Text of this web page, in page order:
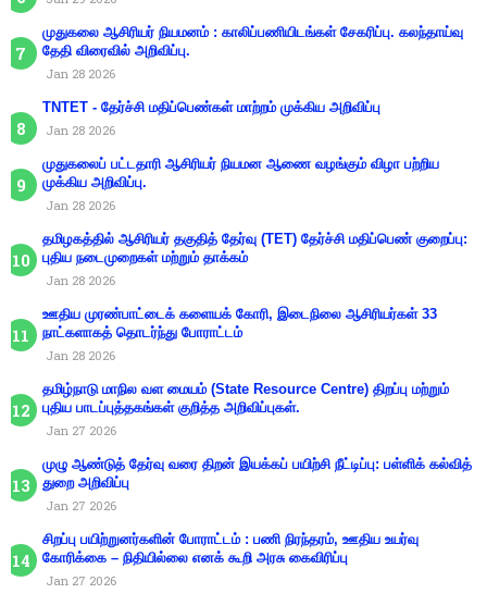
முதுகலை ஆசிரியர் நியமனம் : காலிப்பணியிடங்கள் சேகரிப்பு. கலந்தாய்வு
தேதி விரைவில் அறிவிப்பு.
Jan 28 2026
TNTET - தேர்ச்சி மதிப்பெண்கள் மாற்றம் முக்கிய அறிவிப்பு
Jan 28 2026
முதுகலைப் பட்டதாரி ஆசிரியர் நியமன ஆணை வழங்கும் விழா பற்றிய
முக்கிய அறிவிப்பு.
Jan 28 2026
தமிழகத்தில் ஆசிரியர் தகுதித் தேர்வு (TET) தேர்ச்சி மதிப்பெண் குறைப்பு:
புதிய நடைமுறைகள் மற்றும் தாக்கம்
Jan 28 2026
ஊதிய முரண்பாட்டைக் களையக் கோரி, இடைநிலை ஆசிரியர்கள் 33
நாட்களாகத் தொடர்ந்து போராட்டம்
Jan 28 2026
தமிழ்நாடு மாநில வள மையம் (State Resource Centre) திறப்பு மற்றும்
புதிய பாடப்புத்தகங்கள் குறித்த அறிவிப்புகள்.
Jan 27 2026
முழு ஆண்டுத் தேர்வு வரை திறன் இயக்கப் பயிற்சி நீட்டிப்பு: பள்ளிக் கல்வித்
துறை அறிவிப்பு
Jan 27 2026
சிறப்பு பயிற்றுனர்களின் போராட்டம் : பணி நிரந்தரம், ஊதிய உயர்வு
கோரிக்கை – நிதியில்லை எனக் கூறி அரசு கைவிரிப்பு
Jan 27 2026